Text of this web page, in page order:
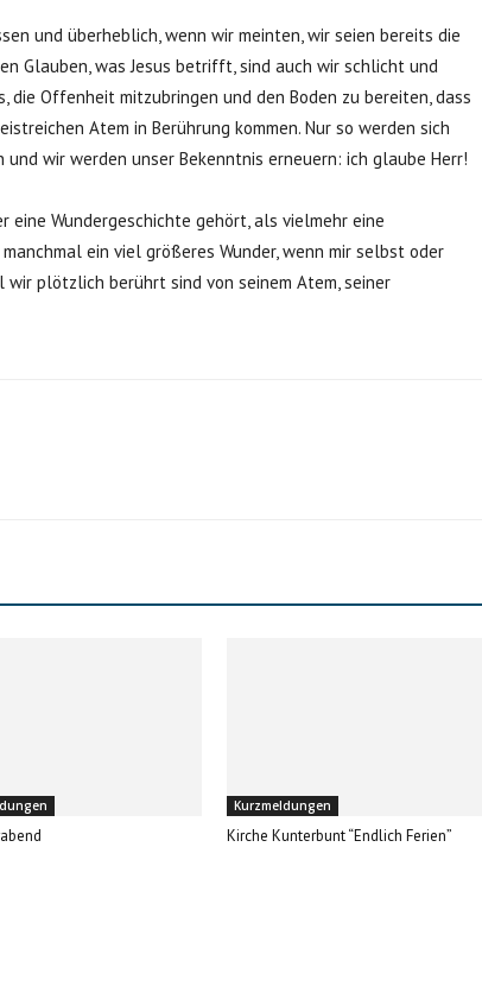
und überheblich, wenn wir meinten, wir seien bereits die
Glauben, was Jesus betrifft, sind auch wir schlicht und
Offenheit mitzubringen und den Boden zu bereiten, dass
Atem in Berührung kommen. Nur so werden sich
wir werden unser Bekenntnis erneuern: ich glaube Herr!
eine Wundergeschichte gehört, als vielmehr eine
ein viel größeres Wunder, wenn mir selbst oder
wir plötzlich berührt sind von seinem Atem, seiner
Kurzmeldungen
Kirche Kunterbunt “Endlich Ferien”